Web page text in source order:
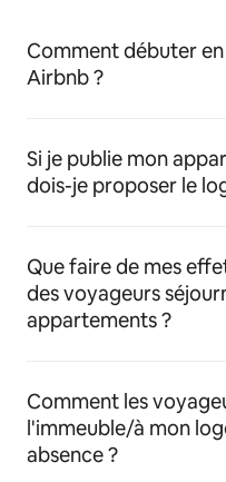
Comment débuter
Airbnb ?
Si je publie mon
dois-je proposer le
Que faire de mes
des voyageurs
appartements ?
Comment les
l'immeuble/à mon
absence ?